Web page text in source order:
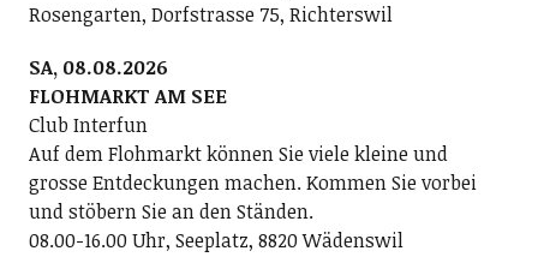
Rosengarten, Dorfstrasse 75, Richterswil
SA, 08.08.2026
FLOHMARKT AM SEE
Club Interfun
Auf dem Flohmarkt können Sie viele kleine und
grosse Entdeckungen machen. Kommen Sie vorbei
und stöbern Sie an den Ständen.
08.00-16.00 Uhr, Seeplatz, 8820 Wädenswil